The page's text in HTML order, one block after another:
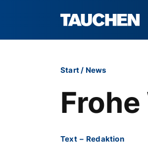
Start/ News
Text – Redaktion